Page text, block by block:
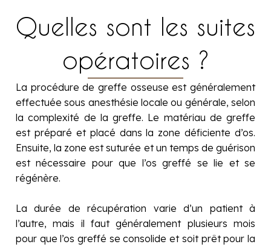
Quelles sont les suites
opératoires ?
La procédure de greffe osseuse est généralement
effectuée sous anesthésie locale ou générale, selon
la complexité de la greffe. Le matériau de greffe
est préparé et placé dans la zone déficiente d’os.
Ensuite, la zone est suturée et un temps de guérison
est nécessaire pour que l’os greffé se lie et se
régénère.
La durée de récupération varie d’un patient à
l’autre, mais il faut généralement plusieurs mois
pour que l’os greffé se consolide et soit prêt pour la